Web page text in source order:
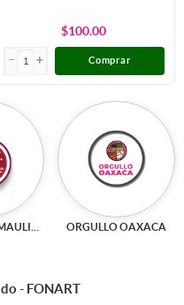
$100.00
Comprar
HECHO EN TAMAULIPAS ORGULLO OAXACA
- FONART